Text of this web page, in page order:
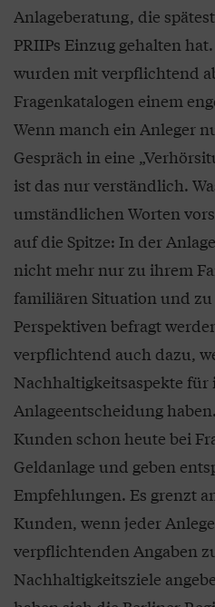
Anlageberatung, die
PRIIPs Einzug gehalten
wurden mit verpflichtend
Fragenkatalogen einem
Wenn manch ein Anleger
Gespräch in eine
ist das nur verständlich.
umständlichen Worten
auf die Spitze: In der
nicht mehr nur zu ihrem
familiären Situation und
Perspektiven befragt
verpflichtend auch dazu,
Nachhaltigkeitsaspekte für
Anlageentscheidung
Kunden schon heute bei
Geldanlage und geben
Empfehlungen. Es grenzt
Kunden, wenn jeder
verpflichtenden Angaben
Nachhaltigkeitsziele